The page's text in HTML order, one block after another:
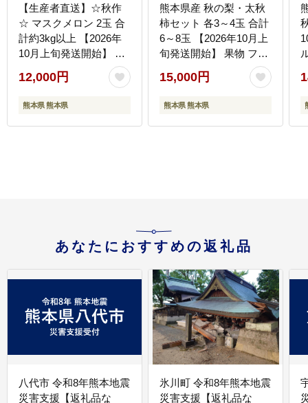
【生産者直送】☆秋作
☆ マスクメロン 2玉 合
計約3kg以上 【2026年
10月上旬発送開始】 フ
ルーツ くだもの 果物 メ
ロン めろん 熊本県産
12,000円
熊本県 熊本県
熊本県産 秋の梨・太秋
柿セット 各3～4玉 合計
6～8玉 【2026年10月上
旬発送開始】 果物 フル
ーツ 梨 なし 柿 かき 旬
旬のフルーツ
15,000円
熊本県 熊本県
あなたにおすすめの返礼品
八代市 令和8年熊本地震
災害支援【返礼品な
氷川町 令和8年熊本地震
災害支援【返礼品な